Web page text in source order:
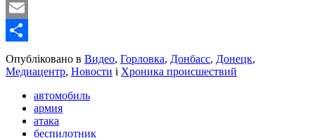
WordPress
Email
Share
Опубліковано в Видео, Горловка, Донбасс, Донецк,
Медиацентр, Новости і Хроника происшествий
автомобиль
армия
атака
беспилотник